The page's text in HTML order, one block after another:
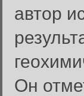
автор
Он